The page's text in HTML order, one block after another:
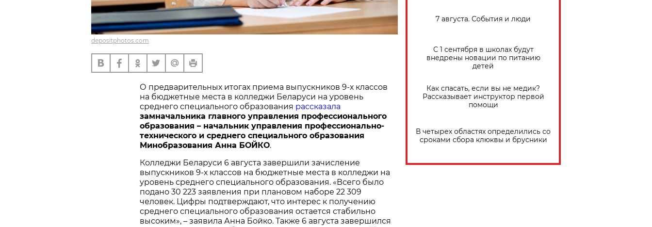
depositphotos.com
О предварительных итогах приема выпускников 9-х классов
на бюджетные места в колледжи Беларуси на уровень
среднего специального образования рассказала
замначальника главного управления профессионального
образования – начальник управления профессионально-
технического и среднего специального образования
Минобразования Анна БОЙКО.
Колледжи Беларуси 6 августа завершили зачисление
выпускников 9-х классов на бюджетные места в колледжи на
уровень среднего специального образования. «Всего было
подано 30 223 заявления при плановом наборе 22 309
человек. Цифры подтверждают, что интерес к получению
среднего специального образования остается стабильно
высоким», – заявила Анна Бойко. Также 6 августа завершился
7 августа. События и люди
С 1 сентября в школах будут
внедрены новации по питанию
детей
Как спасать, если вы не медик?
Рассказывает инструктор первой
помощи
В четырех областях определились со
сроками сбора клюквы и брусники